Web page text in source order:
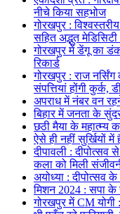
नीचे किया सहभोज
गोरखपुर :
सहित अद्भुत मेडिसिटी
गोरखपुर में डेंगू का
रिकार्ड
गोरखपुर : राज
संपत्तियां होंगी कुर्क,
अपराध में नंबर वन
बिहार में जनता के
छठी मैया के महात्म्य
ऐसे ही नहीं सुर्खियों में
दीपावली : दीपोत्सव
कला को मिली
अयोध्या : दीपोत्सव के
मिशन 2024 : सपा के
गोरखपुर में CM योगी